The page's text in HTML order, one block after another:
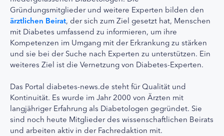
Gründungsmitglieder und weitere Experten bilden den
ärztlichen Beirat, der sich zum Ziel gesetzt hat, Menschen
mit Diabetes umfassend zu informieren, um ihre
Kompetenzen im Umgang mit der Erkrankung zu stärken
und sie bei der Suche nach Experten zu unterstützen. Ein
weiteres Ziel ist die Vernetzung von Diabetes-Experten.
Das Portal diabetes-news.de steht für Qualität und
Kontinuität. Es wurde im Jahr 2000 von Ärzten mit
langjähriger Erfahrung als Diabetologen gegründet. Sie
sind noch heute Mitglieder des wissenschaftlichen Beirats
und arbeiten aktiv in der Fachredaktion mit.